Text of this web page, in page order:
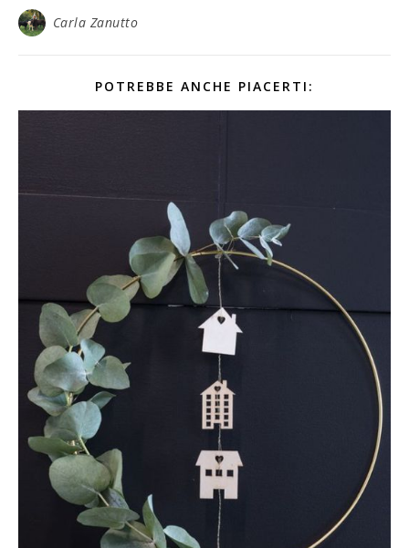
Carla Zanutto
POTREBBE ANCHE PIACERTI: